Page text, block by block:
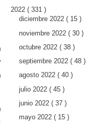
2022 ( 331 )
diciembre 2022 ( 15 )
noviembre 2022 ( 30 )
octubre 2022 ( 38 )
septiembre 2022 ( 48 )
agosto 2022 ( 40 )
julio 2022 ( 45 )
junio 2022 ( 37 )
mayo 2022 ( 15 )